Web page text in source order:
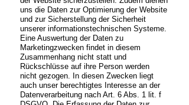
uns die Daten zur Optimierung der Website
und zur Sicherstellung der Sicherheit
unserer informationstechnischen Systeme.
Eine Auswertung der Daten zu
Marketingzwecken findet in diesem
Zusammenhang nicht statt und
Rückschlüsse auf ihre Person werden
nicht gezogen. In diesen Zwecken liegt
auch unser berechtigtes Interesse an der
Datenverarbeitung nach Art. 6 Abs. 1 lit. f